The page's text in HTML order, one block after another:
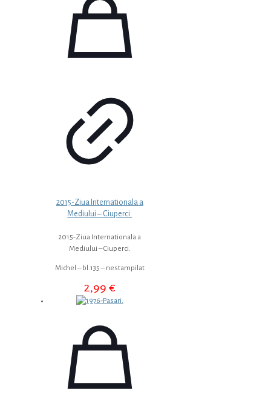
2015-Ziua Internationala a
Mediului – Ciuperci.
2015-Ziua Internationala a
Mediului – Ciuperci.
Michel – bl.135 – nestampilat
2,99€